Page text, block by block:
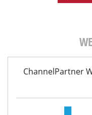
ChannelPartner